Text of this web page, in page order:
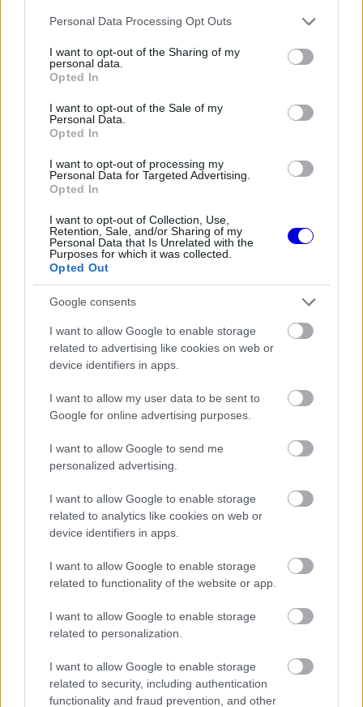
Please note that this website/app uses one or more Google
not limited to your visit or usage behaviour. You may click to
grant or deny consent to Google and its third-party tags to
use your data for below specified purposes in below Google
consent section.
Personal Data Processing Opt Outs
I want to opt-out of the Sharing of my
personal data.
Opted In
I want to opt-out of the Sale of my
Personal Data.
Opted In
I want to opt-out of processing my
Personal Data for Targeted Advertising.
Opted In
I want to opt-out of Collection, Use,
Retention, Sale, and/or Sharing of my
Personal Data that Is Unrelated with the
Purposes for which it was collected.
Opted Out
Google consents
I want to allow Google to enable storage
related to advertising like cookies on web or
device identifiers in apps.
I want to allow my user data to be sent to
Google for online advertising purposes.
I want to allow Google to send me
personalized advertising.
I want to allow Google to enable storage
related to analytics like cookies on web or
device identifiers in apps.
I want to allow Google to enable storage
related to functionality of the website or app.
I want to allow Google to enable storage
related to personalization.
I want to allow Google to enable storage
related to security, including authentication
functionality and fraud prevention, and other
fejtegette, hogy az idény középső részén
egy konkrét alkalmat is kiemelt. Ez volt az a
futam, ahol Carlos Sainz megszerezte élete első
győzelmét, míg Leclerc a rossz gumistratégia
miatt visszacsúszott a 4. helyre.
EZEKET IS AJÁNLJUK
FORMA-1
Már a nyári szünetben elindult a
FORMA-1
Döbbenetes adatgyűjtéssel
között
Oscar Piastri nyíltan beszélt a
generációs különbségekről a
„Azt hiszem, az egész akkor csúcsosodott ki,
amikor Charles megmagyarázhatatlan módon a